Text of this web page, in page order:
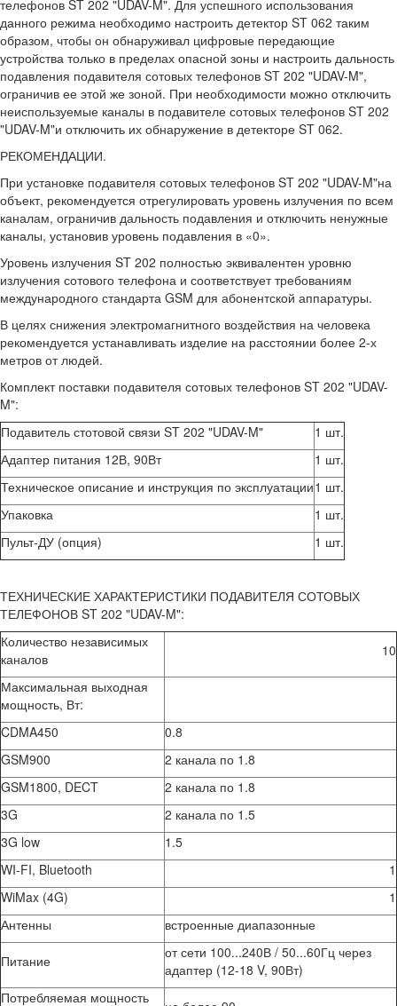
телефонов ST 202 "UDAV-M". Для успешного использования
данного режима необходимо настроить детектор ST 062 таким
образом, чтобы он обнаруживал цифровые передающие
устройства только в пределах опасной зоны и настроить дальность
подавления подавителя сотовых телефонов ST 202 "UDAV-M",
ограничив ее этой же зоной. При необходимости можно отключить
неиспользуемые каналы в подавителе сотовых телефонов ST 202
"UDAV-M"и отключить их обнаружение в детекторе ST 062.
РЕКОМЕНДАЦИИ.
При установке подавителя сотовых телефонов ST 202 "UDAV-M"на
объект, рекомендуется отрегулировать уровень излучения по всем
каналам, ограничив дальность подавления и отключить ненужные
каналы, установив уровень подавления в «0».
Уровень излучения ST 202 полностью эквивалентен уровню
излучения сотового телефона и соответствует требованиям
международного стандарта GSM для абонентской аппаратуры.
В целях снижения электромагнитного воздействия на человека
рекомендуется устанавливать изделие на расстоянии более 2-х
метров от людей.
Комплект поставки подавителя сотовых телефонов ST 202 "UDAV-
M":
Подавитель стотовой связи ST 202 "UDAV-M"
1 шт.
Адаптер питания 12В, 90Вт
1 шт.
Техническое описание и инструкция по эксплуатации1 шт.
Упаковка
1 шт.
Пульт-ДУ (опция)
1 шт.
ТЕХНИЧЕСКИЕ ХАРАКТЕРИСТИКИ ПОДАВИТЕЛЯ СОТОВЫХ
ТЕЛЕФОНОВ ST 202 "UDAV-M":
Количество независимых
каналов
10
Максимальная выходная
мощность, Вт:
CDMA450
0.8
GSM900
2 канала по 1.8
GSM1800, DECT
2 канала по 1.8
3G
2 канала по 1.5
3G low
1.5
WI-FI, Bluetooth
1
WiMax (4G)
1
Антенны
встроенные диапазонные
Питание
от сети 100...240В / 50...60Гц через
адаптер (12-18 V, 90Вт)
Потребляемая мощность